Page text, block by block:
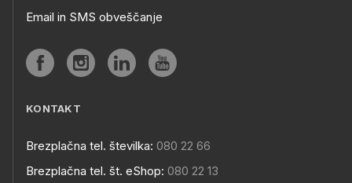
Email in SMS obveščanje
KONTAKT
Brezplačna tel. številka: 080 22 66
Brezplačna tel. št. eShop: 080 22 13